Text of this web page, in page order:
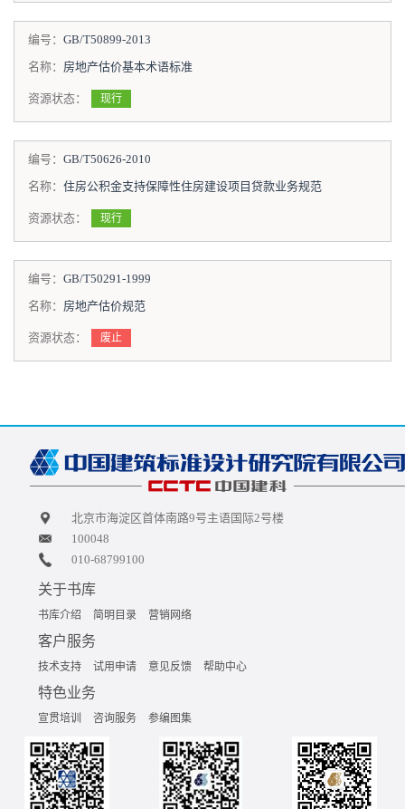
编号： GB/T50899-2013
名称： 房地产估价基本术语标准
资源状态： 现行
编号： GB/T50626-2010
名称： 住房公积金支持保障性住房建设项目贷款业务规范
资源状态： 现行
编号： GB/T50291-1999
名称： 房地产估价规范
资源状态： 废止
北京市海淀区首体南路9号主语国际2号楼
100048
010-68799100
关于书库
书库介绍 简明目录 营销网络
客户服务
技术支持 试用申请 意见反馈 帮助中心
特色业务
宣贯培训 咨询服务 参编图集